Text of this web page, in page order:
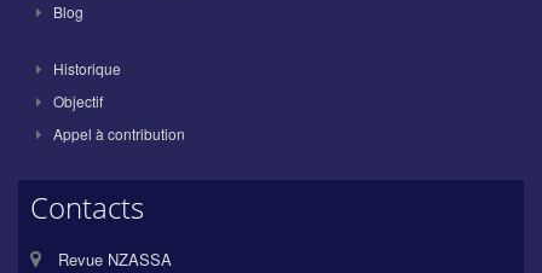
Blog
Historique
Objectif
Appel à contribution
Contacts
Revue NZASSA